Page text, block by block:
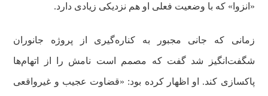
«انزوا» که با وضعیت فعلی او هم نزدیکی زیادی دارد.
زمانی که جانی مجبور به کناره‌گیری از پروژه جانوران
شگفت‌انگیز شد گفت که مصمم است نامش را از اتهام‌ها
پاکسازی کند. او اظهار کرده بود: «قضاوت عجیب و غیرواقعی